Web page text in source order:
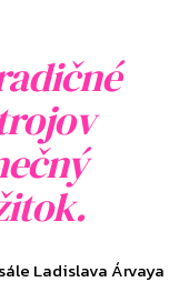
Ladislava Árvaya